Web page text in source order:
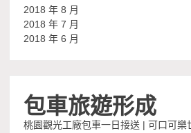
2018 年 8 月
2018 年 7 月
2018 年 6 月
包車旅遊形成
桃園觀光工廠包車一日接送 | 可口可樂